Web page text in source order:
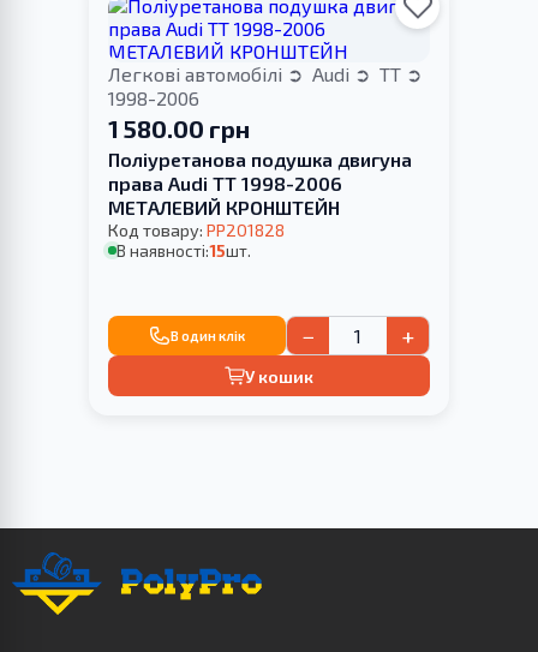
Легкові автомобілі Audi
TT
1998-2006
1 580.00 грн
Поліуретанова подушка двигуна
права Audi TT 1998-2006
МЕТАЛЕВИЙ КРОНШТЕЙН
Код товару: PP201828
В наявності:15шт.
В один клік − +
У кошик